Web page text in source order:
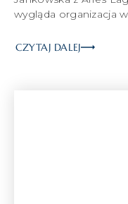
wygląda organizacja
CZYTAJ DALEJ